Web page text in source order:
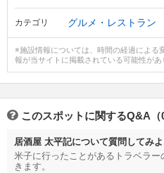
カテゴリ グルメ・レストラン
※施設情報については、時間の経過による
報が当サイトに掲載されている可能性があ
このスポットに関するQ&A（0
居酒屋 太平記について質問してみよ
米子に行ったことがあるトラベラ
きます。